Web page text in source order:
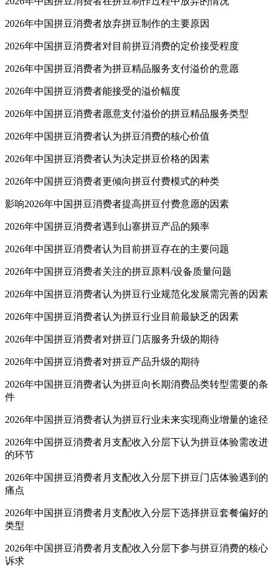
2026年中国拼豆消费者放弃拼豆制作的主要原因
2026年中国拼豆消费者对目前拼豆消费的定价接受程度
2026年中国拼豆消费者为拼豆精品服务支付溢价的意愿
2026年中国拼豆消费者能接受的溢价幅度
2026年中国拼豆消费者愿意支付溢价的拼豆精品服务类型
2026年中国拼豆消费者认为拼豆消费的核心价值
2026年中国拼豆消费者认为决定拼豆价格的因素
2026年中国拼豆消费者更倾向拼豆付费模式的种类
影响2026年中国拼豆消费者提高拼豆付费意愿的因素
2026年中国拼豆消费者遇到山寨拼豆产品的频率
2026年中国拼豆消费者认为目前拼豆存在的主要问题
2026年中国拼豆消费者关注的拼豆原料/设备质量问题
2026年中国拼豆消费者认为拼豆行业规范化发展需完善的因素
2026年中国拼豆消费者认为拼豆行业目前最缺乏的因素
2026年中国拼豆消费者对拼豆门店服务升级的期待
2026年中国拼豆消费者对拼豆产品升级的期待
2026年中国拼豆消费者认为拼豆向长期消费品类转型需要的条
件
2026年中国拼豆消费者认为拼豆行业未来实现商业增量的途径
2026年中国拼豆消费者月支配收入分层下认为拼豆体验需改进
的环节
2026年中国拼豆消费者月支配收入分层下拼豆门店体验遇到的
痛点
2026年中国拼豆消费者月支配收入分层下选择拼豆套餐偏好的
类型
2026年中国拼豆消费者月支配收入分层下参与拼豆消费的核心
诉求